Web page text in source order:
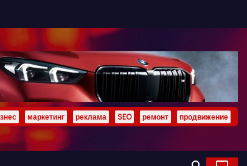
маркетинг реклама SEO ремонт продвижение